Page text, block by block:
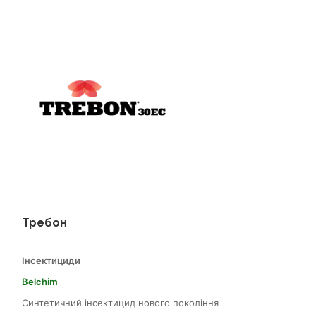
Требон
Інсектициди
Belchim
Синтетичний інсектицид нового покоління